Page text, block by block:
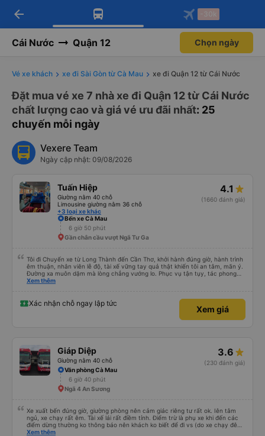
Tải app Vexere ngay!
Nhận ưu đãi thành viên độc
Mở app
Tải app Vexere
-30k/ghế khi đặt vé máy bay qua
Mở app
arrow_back -30k
Cái Nước Quận 12 Chọn ngày
Vé xe khách xe đi Sài Gòn từ Cà Mau xe đi Quận 12 từ Cái Nước
Đặt mua vé xe 7 nhà xe đi Quận 12 từ Cái Nước
chất lượng cao và giá vé ưu đãi nhất: 25
chuyến mỗi ngày
Vexere Team
Ngày cập nhật: 09/08/2026
Tuấn Hiệp
Giường nằm 40 chỗ
Limousine giường nằm 36 chỗ
+3 loại xe khác
4.1
(1660 đánh giá)
Bến xe Cà Mau
6 giờ 50 phút
Gần chân cầu vượt Ngã Tư Ga
Tôi đi Chuyến xe từ Long Thành đến Cần Thơ, khởi hành đúng giờ, hành trình
êm thuận, nhân viên lễ độ, tài xế vững tay quả thật khiến tôi an tâm, mãn ý.
Đường xa muôn dặm mà lòng chẳng vướng lo. Phục vụ tận tụy, tác phong
nghiêm cẩn, hiếm thấy giữa thời buổi kim tiền vội vã. Xã hội loạn đạo. Xin gửi
Xem thêm
Xác nhận chỗ ngay lập tức
Xem giá
Giáp Diệp
Giường nằm 40 chỗ
3.6
(230 đánh giá)
Văn phòng Cà Mau
6 giờ 40 phút
Ngã 4 An Sương
Xe xuất bến đúng giờ, giường phòng nên cảm giác riêng tư rất ok. Iên tâm
ngủ, xe chạy rất êm. Tài xế lái rất điềm tỉnh. Điểm trừ là phụ xe khi đến các
điểm dừng thường ko thông báo nên khách ko biết để đi vs (do xe chạy đêm
nên khách ngủ say)
Xem thêm